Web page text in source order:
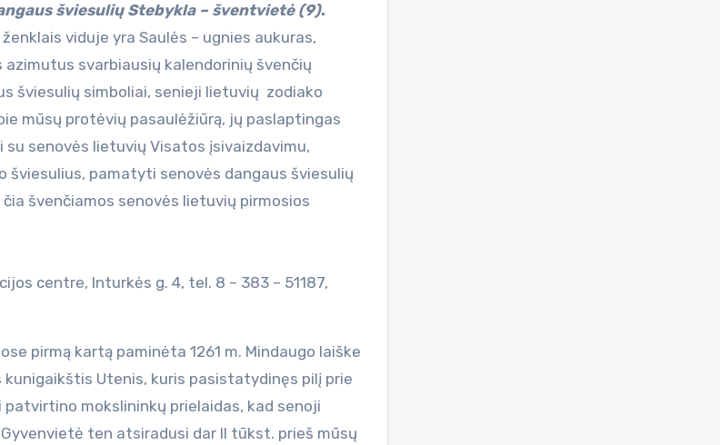
šviesulių Stebykla – šventvietė (9).
viduje yra Saulės – ugnies aukuras,
svarbiausių kalendorinių švenčių
šviesulių simboliai, senieji lietuvių zodiako
mūsų protėvių pasaulėžiūrą, jų paslaptingas
senovės lietuvių Visatos įsivaizdavimu,
pamatyti senovės dangaus šviesulių
švenčiamos senovės lietuvių pirmosios
centre, Inturkės g. 4, tel. 8 – 383 – 51187,
pirmą kartą paminėta 1261 m. Mindaugo laiške
Utenis, kuris pasistatydinęs pilį prie
mokslininkų prielaidas, kad senoji
ten atsiradusi dar II tūkst. prieš mūsų